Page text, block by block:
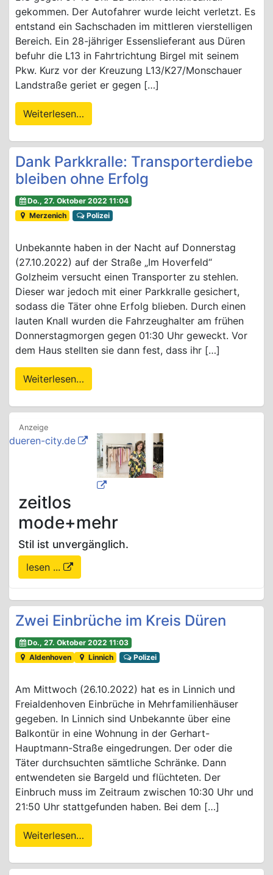
gekommen. Der Autofahrer wurde leicht verletzt. Es
entstand ein Sachschaden im mittleren vierstelligen
Bereich. Ein 28-jähriger Essenslieferant aus Düren
befuhr die L13 in Fahrtrichtung Birgel mit seinem
Pkw. Kurz vor der Kreuzung L13/K27/Monschauer
Landstraße geriet er gegen […]
Weiterlesen…
Dank Parkkralle: Transporterdiebe
bleiben ohne Erfolg
Do., 27. Oktober 2022 11:04
Merzenich
Polizei
Unbekannte haben in der Nacht auf Donnerstag
(27.10.2022) auf der Straße „Im Hoverfeld“
Golzheim versucht einen Transporter zu stehlen.
Dieser war jedoch mit einer Parkkralle gesichert,
sodass die Täter ohne Erfolg blieben. Durch einen
lauten Knall wurden die Fahrzeughalter am frühen
Donnerstagmorgen gegen 01:30 Uhr geweckt. Vor
dem Haus stellten sie dann fest, dass ihr […]
Weiterlesen…
dueren-city.de
zeitlos
mode+mehr
Stil ist unvergänglich.
lesen ...
Zwei Einbrüche im Kreis Düren
Do., 27. Oktober 2022 11:03
Aldenhoven
Linnich Polizei
Am Mittwoch (26.10.2022) hat es in Linnich und
Freialdenhoven Einbrüche in Mehrfamilienhäuser
gegeben. In Linnich sind Unbekannte über eine
Balkontür in eine Wohnung in der Gerhart-
Hauptmann-Straße eingedrungen. Der oder die
Täter durchsuchten sämtliche Schränke. Dann
entwendeten sie Bargeld und flüchteten. Der
Einbruch muss im Zeitraum zwischen 10:30 Uhr und
21:50 Uhr stattgefunden haben. Bei dem […]
Weiterlesen…